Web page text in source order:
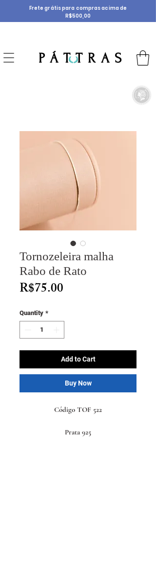
P Á T T R A S
Frete grátis para compras acima de
R$500,00
Tornozeleira malha
Rabo de Rato
R$75.00
Quantity *
Add to Cart
Buy Now
Código TOF 522
Prata 925